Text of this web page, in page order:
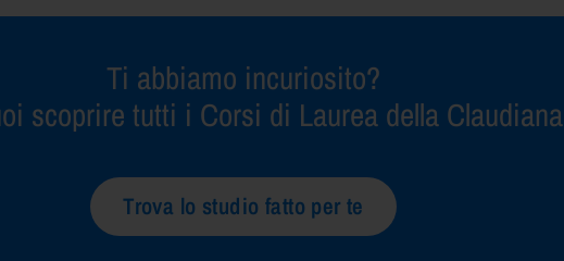
Ti abbiamo incuriosito?
scoprire tutti i Corsi di Laurea della Claudiana
Trova lo studio fatto per te